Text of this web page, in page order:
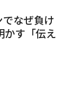
なぜ負け
かす「伝え